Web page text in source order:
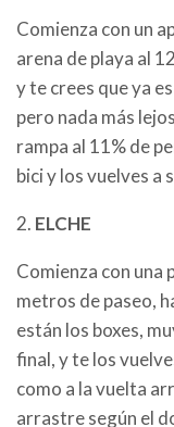
Comienza con un
arena de playa al
y te crees que ya
pero nada más
rampa al 11% de
bici y los vuelves a
2. ELCHE
Comienza con una
metros de paseo,
están los boxes,
final, y te los
como a la vuelta
arrastre según el